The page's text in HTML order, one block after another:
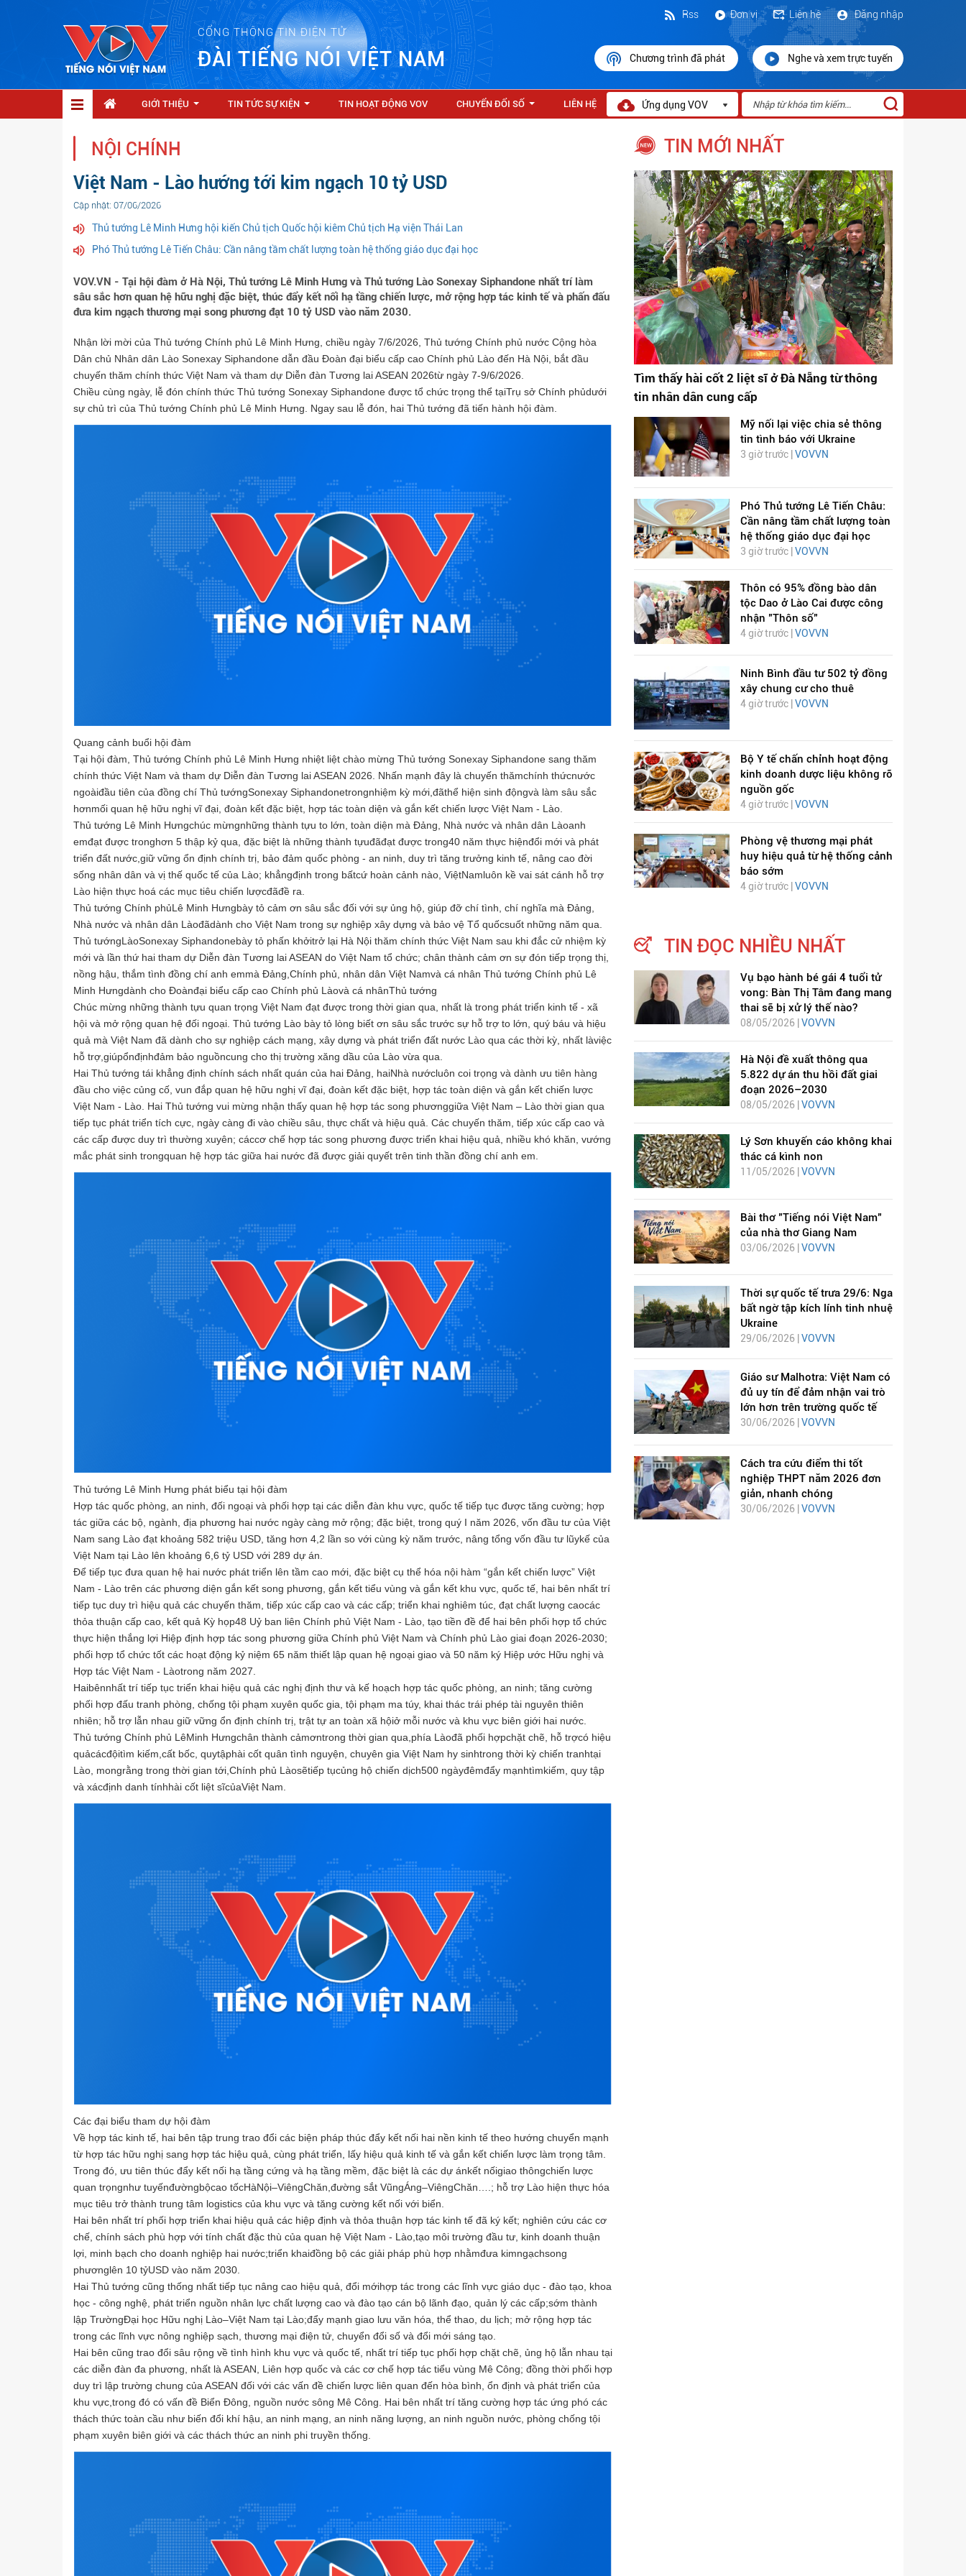
CỔNG THÔNG TIN ĐIỆN TỬ
ĐÀI TIẾNG NÓI VIỆT NAM
Đăng nhập
Liên hệ
Đơn vị
Rss
Chương trình đã phát Nghe và xem trực tuyến
GIỚI THIỆU TIN TỨC SỰ KIỆN TIN HOẠT ĐỘNG VOV CHUYỂN ĐỔI SỐ LIÊN HỆ Ứng dụng VOV
NỘI CHÍNH
Việt Nam - Lào hướng tới kim ngạch 10 tỷ USD
Cập nhật: 07/06/2026
Thủ tướng Lê Minh Hưng hội kiến Chủ tịch Quốc hội kiêm Chủ tịch Hạ viện Thái Lan
Phó Thủ tướng Lê Tiến Châu: Cần nâng tầm chất lượng toàn hệ thống giáo dục đại học
VOV.VN - Tại hội đàm ở Hà Nội, Thủ tướng Lê Minh Hưng và Thủ tướng Lào Sonexay Siphandone nhất trí làm
sâu sắc hơn quan hệ hữu nghị đặc biệt, thúc đẩy kết nối hạ tầng chiến lược, mở rộng hợp tác kinh tế và phấn đấu
đưa kim ngạch thương mại song phương đạt 10 tỷ USD vào năm 2030.
Nhận lời mời của Thủ tướng Chính phủ Lê Minh Hưng, chiều ngày 7/6/2026, Thủ tướng Chính phủ nước Cộng hòa
Dân chủ Nhân dân Lào Sonexay Siphandone dẫn đầu Đoàn đại biểu cấp cao Chính phủ Lào đến Hà Nội, bắt đầu
chuyến thăm chính thức Việt Nam và tham dự Diễn đàn Tương lai ASEAN 2026từ ngày 7-9/6/2026.
Chiều cùng ngày, lễ đón chính thức Thủ tướng Sonexay Siphandone được tổ chức trọng thể tạiTrụ sở Chính phủdưới
sự chủ trì của Thủ tướng Chính phủ Lê Minh Hưng. Ngay sau lễ đón, hai Thủ tướng đã tiến hành hội đàm.
Quang cảnh buổi hội đàm
Tại hội đàm, Thủ tướng Chính phủ Lê Minh Hưng nhiệt liệt chào mừng Thủ tướng Sonexay Siphandone sang thăm
chính thức Việt Nam và tham dự Diễn đàn Tương lai ASEAN 2026. Nhấn mạnh đây là chuyến thămchính thứcnước
ngoàiđầu tiên của đồng chí Thủ tướngSonexay Siphandonetrongnhiệm kỳ mới,đãthể hiện sinh độngvà làm sâu sắc
hơnmối quan hệ hữu nghị vĩ đại, đoàn kết đặc biệt, hợp tác toàn diện và gắn kết chiến lược Việt Nam - Lào.
Thủ tướng Lê Minh Hưngchúc mừngnhững thành tựu to lớn, toàn diện mà Đảng, Nhà nước và nhân dân Làoanh
emđạt được tronghơn 5 thập kỷ qua, đặc biệt là những thành tựuđãđạt được trong40 năm thực hiệnđổi mới và phát
triển đất nước,giữ vững ổn định chính trị, bảo đảm quốc phòng - an ninh, duy trì tăng trưởng kinh tế, nâng cao đời
sống nhân dân và vị thế quốc tế của Lào; khẳngđịnh trong bấtcứ hoàn cảnh nào, ViệtNamluôn kề vai sát cánh hỗ trợ
Lào hiện thực hoá các mục tiêu chiến lượcđãđề ra.
Thủ tướng Chính phủLê Minh Hưngbày tỏ cảm ơn sâu sắc đối với sự ủng hộ, giúp đỡ chí tình, chí nghĩa mà Đảng,
Nhà nước và nhân dân Làođãdành cho Việt Nam trong sự nghiệp xây dựng và bảo vệ Tổ quốcsuốt những năm qua.
Thủ tướngLàoSonexay Siphandonebày tỏ phấn khởitrở lại Hà Nội thăm chính thức Việt Nam sau khi đắc cử nhiệm kỳ
mới và lần thứ hai tham dự Diễn đàn Tương lai ASEAN do Việt Nam tổ chức; chân thành cảm ơn sự đón tiếp trọng thị,
nồng hậu, thắm tình đồng chí anh emmà Đảng,Chính phủ, nhân dân Việt Namvà cá nhân Thủ tướng Chính phủ Lê
Minh Hưngdành cho Đoànđại biểu cấp cao Chính phủ Làovà cá nhânThủ tướng
Chúc mừng những thành tựu quan trọng Việt Nam đạt được trong thời gian qua, nhất là trong phát triển kinh tế - xã
hội và mở rộng quan hệ đối ngoại. Thủ tướng Lào bày tỏ lòng biết ơn sâu sắc trước sự hỗ trợ to lớn, quý báu và hiệu
quả mà Việt Nam đã dành cho sự nghiệp cách mạng, xây dựng và phát triển đất nước Lào qua các thời kỳ, nhất làviệc
hỗ trợ,giúpổnđịnhđảm bảo nguồncung cho thị trường xăng dầu của Lào vừa qua.
Hai Thủ tướng tái khẳng định chính sách nhất quán của hai Đảng, haiNhà nướcluôn coi trọng và dành ưu tiên hàng
đầu cho việc củng cố, vun đắp quan hệ hữu nghị vĩ đại, đoàn kết đặc biệt, hợp tác toàn diện và gắn kết chiến lược
Việt Nam - Lào. Hai Thủ tướng vui mừng nhận thấy quan hệ hợp tác song phươnggiữa Việt Nam – Lào thời gian qua
tiếp tục phát triển tích cực, ngày càng đi vào chiều sâu, thực chất và hiệu quả. Các chuyến thăm, tiếp xúc cấp cao và
các cấp được duy trì thường xuyên; cáccơ chế hợp tác song phương được triển khai hiệu quả, nhiều khó khăn, vướng
mắc phát sinh trongquan hệ hợp tác giữa hai nước đã được giải quyết trên tinh thần đồng chí anh em.
Thủ tướng Lê Minh Hưng phát biểu tại hội đàm
Hợp tác quốc phòng, an ninh, đối ngoại và phối hợp tại các diễn đàn khu vực, quốc tế tiếp tục được tăng cường; hợp
tác giữa các bộ, ngành, địa phương hai nước ngày càng mở rộng; đặc biệt, trong quý I năm 2026, vốn đầu tư của Việt
Nam sang Lào đạt khoảng 582 triệu USD, tăng hơn 4,2 lần so với cùng kỳ năm trước, nâng tổng vốn đầu tư lũykế của
Việt Nam tại Lào lên khoảng 6,6 tỷ USD với 289 dự án.
Để tiếp tục đưa quan hệ hai nước phát triển lên tầm cao mới, đặc biệt cụ thể hóa nội hàm “gắn kết chiến lược” Việt
Nam - Lào trên các phương diện gắn kết song phương, gắn kết tiểu vùng và gắn kết khu vực, quốc tế, hai bên nhất trí
tiếp tục duy trì hiệu quả các chuyến thăm, tiếp xúc cấp cao và các cấp; triển khai nghiêm túc, đạt chất lượng caocác
thỏa thuận cấp cao, kết quả Kỳ họp48 Uỷ ban liên Chính phủ Việt Nam - Lào, tạo tiền đề để hai bên phối hợp tổ chức
thực hiện thắng lợi Hiệp định hợp tác song phương giữa Chính phủ Việt Nam và Chính phủ Lào giai đoạn 2026-2030;
phối hợp tổ chức tốt các hoạt động kỷ niệm 65 năm thiết lập quan hệ ngoại giao và 50 năm ký Hiệp ước Hữu nghị và
Hợp tác Việt Nam - Làotrong năm 2027.
Haibênnhất trí tiếp tục triển khai hiệu quả các nghị định thư và kế hoạch hợp tác quốc phòng, an ninh; tăng cường
phối hợp đấu tranh phòng, chống tội phạm xuyên quốc gia, tội phạm ma túy, khai thác trái phép tài nguyên thiên
nhiên; hỗ trợ lẫn nhau giữ vững ổn định chính trị, trật tự an toàn xã hộiở mỗi nước và khu vực biên giới hai nước.
Thủ tướng Chính phủ LêMinh Hưngchân thành cảmơntrong thời gian qua,phía Làođã phối hợpchặt chẽ, hỗ trợcó hiệu
quảcácđộitìm kiếm,cất bốc, quytậphài cốt quân tình nguyện, chuyên gia Việt Nam hy sinhtrong thời kỳ chiến tranhtại
Lào, mongrằng trong thời gian tới,Chính phủ Làosẽtiếp tụcủng hộ chiến dịch500 ngàyđêmđẩy mạnhtìmkiếm, quy tập
và xácđịnh danh tínhhài cốt liệt sĩcủaViệt Nam.
Các đại biểu tham dự hội đàm
Về hợp tác kinh tế, hai bên tập trung trao đổi các biện pháp thúc đẩy kết nối hai nền kinh tế theo hướng chuyển mạnh
từ hợp tác hữu nghị sang hợp tác hiệu quả, cùng phát triển, lấy hiệu quả kinh tế và gắn kết chiến lược làm trọng tâm.
Trong đó, ưu tiên thúc đẩy kết nối hạ tầng cứng và hạ tầng mềm, đặc biệt là các dự ánkết nốigiao thôngchiến lược
quan trọngnhư tuyếnđườngbộcao tốcHàNội–ViêngChăn,đường sắt VũngÁng–ViêngChăn….; hỗ trợ Lào hiện thực hóa
mục tiêu trở thành trung tâm logistics của khu vực và tăng cường kết nối với biển.
Hai bên nhất trí phối hợp triển khai hiệu quả các hiệp định và thỏa thuận hợp tác kinh tế đã ký kết; nghiên cứu các cơ
chế, chính sách phù hợp với tính chất đặc thù của quan hệ Việt Nam - Lào,tạo môi trường đầu tư, kinh doanh thuận
lợi, minh bạch cho doanh nghiệp hai nước;triển khaiđồng bộ các giải pháp phù hợp nhằmđưa kimngạchsong
phươnglên 10 tỷUSD vào năm 2030.
Hai Thủ tướng cũng thống nhất tiếp tục nâng cao hiệu quả, đổi mớihợp tác trong các lĩnh vực giáo dục - đào tạo, khoa
học - công nghệ, phát triển nguồn nhân lực chất lượng cao và đào tạo cán bộ lãnh đạo, quản lý các cấp;sớm thành
lập TrườngĐại học Hữu nghị Lào–Việt Nam tại Lào;đẩy mạnh giao lưu văn hóa, thể thao, du lịch; mở rộng hợp tác
trong các lĩnh vực nông nghiệp sạch, thương mại điện tử, chuyển đổi số và đổi mới sáng tạo.
Hai bên cũng trao đổi sâu rộng về tình hình khu vực và quốc tế, nhất trí tiếp tục phối hợp chặt chẽ, ủng hộ lẫn nhau tại
các diễn đàn đa phương, nhất là ASEAN, Liên hợp quốc và các cơ chế hợp tác tiểu vùng Mê Công; đồng thời phối hợp
duy trì lập trường chung của ASEAN đối với các vấn đề chiến lược liên quan đến hòa bình, ổn định và phát triển của
khu vực,trong đó có vấn đề Biển Đông, nguồn nước sông Mê Công. Hai bên nhất trí tăng cường hợp tác ứng phó các
thách thức toàn cầu như biến đổi khí hậu, an ninh mạng, an ninh năng lượng, an ninh nguồn nước, phòng chống tội
phạm xuyên biên giới và các thách thức an ninh phi truyền thống.
TIN MỚI NHẤT
Tìm thấy hài cốt 2 liệt sĩ ở Đà Nẵng từ thông
tin nhân dân cung cấp
Mỹ nối lại việc chia sẻ thông
tin tình báo với Ukraine
3 giờ trước | VOVVN
Phó Thủ tướng Lê Tiến Châu:
Cần nâng tầm chất lượng toàn
hệ thống giáo dục đại học
3 giờ trước | VOVVN
Thôn có 95% đồng bào dân
tộc Dao ở Lào Cai được công
nhận "Thôn số"
4 giờ trước | VOVVN
Ninh Bình đầu tư 502 tỷ đồng
xây chung cư cho thuê
4 giờ trước | VOVVN
Bộ Y tế chấn chỉnh hoạt động
kinh doanh dược liệu không rõ
nguồn gốc
4 giờ trước | VOVVN
Phòng vệ thương mại phát
huy hiệu quả từ hệ thống cảnh
báo sớm
4 giờ trước | VOVVN
TIN ĐỌC NHIỀU NHẤT
Vụ bạo hành bé gái 4 tuổi tử
vong: Bàn Thị Tâm đang mang
thai sẽ bị xử lý thế nào?
08/05/2026 | VOVVN
Hà Nội đề xuất thông qua
5.822 dự án thu hồi đất giai
đoạn 2026–2030
08/05/2026 | VOVVN
Lý Sơn khuyến cáo không khai
thác cá kình non
11/05/2026 | VOVVN
Bài thơ "Tiếng nói Việt Nam"
của nhà thơ Giang Nam
03/06/2026 | VOVVN
Thời sự quốc tế trưa 29/6: Nga
bất ngờ tập kích lính tinh nhuệ
Ukraine
29/06/2026 | VOVVN
Giáo sư Malhotra: Việt Nam có
đủ uy tín để đảm nhận vai trò
lớn hơn trên trường quốc tế
30/06/2026 | VOVVN
Cách tra cứu điểm thi tốt
nghiệp THPT năm 2026 đơn
giản, nhanh chóng
30/06/2026 | VOVVN